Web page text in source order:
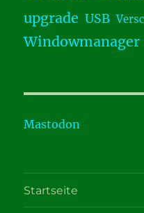
upgrade USB
Windowmanager
Mastodon
Startseite